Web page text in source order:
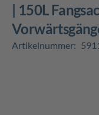
| 150L
Artikelnummer: